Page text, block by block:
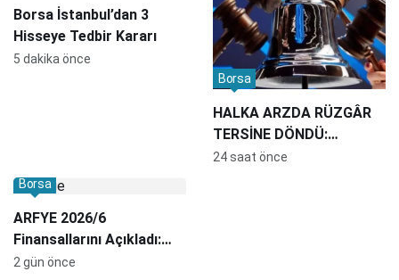
Borsa İstanbul’dan 3
Hisseye Tedbir Kararı
5 dakika önce
HALKA ARZDA RÜZGÂR
TERSİNE DÖNDÜ:
ŞİRKETLER YATIRIMCI
Borsa
24 saat önce
ARFYE 2026/6
Finansallarını Açıkladı:
Ciro Yüzde 162 Büyüdü,
Borsa
2 gün önce